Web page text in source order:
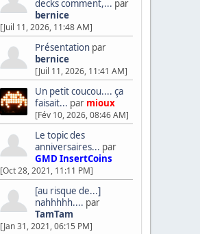
decks comment,... par
bernice
[Juil 11, 2026, 11:48 AM]
Présentation par
bernice
[Juil 11, 2026, 11:41 AM]
Un petit coucou.... ça
faisait... par mioux
[Fév 10, 2026, 08:46 AM]
Le topic des
anniversaires... par
GMD InsertCoins
[Oct 28, 2021, 11:11 PM]
[au risque de...]
nahhhhh.... par
TamTam
[Jan 31, 2021, 06:15 PM]